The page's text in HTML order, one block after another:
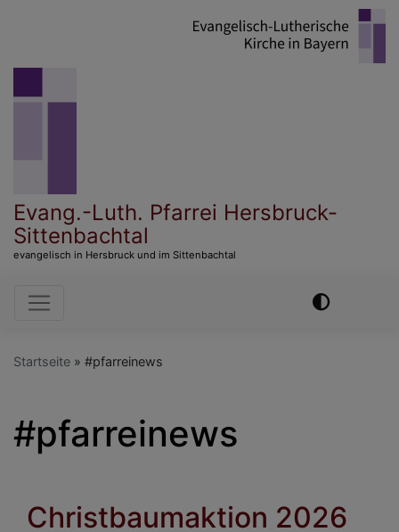
Evang.-Luth. Pfarrei Hersbruck-
Sittenbachtal
evangelisch in Hersbruck und im Sittenbachtal
Hauptnavigation
Startseite #pfarreinews
#pfarreinews
Christbaumaktion 2026